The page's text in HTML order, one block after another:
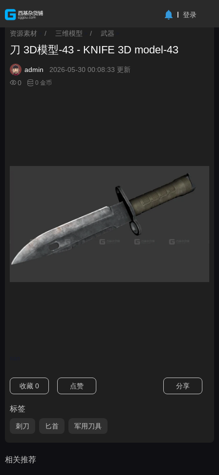
登录
资源素材 / 三维模型 / 武器
刀 3D模型-43 - KNIFE 3D model-43
admin
2026-05-30 00:08:33 更新
0
0 金币
收藏 0 点赞 分享
标签
刺刀 匕首 军用刀具
相关推荐